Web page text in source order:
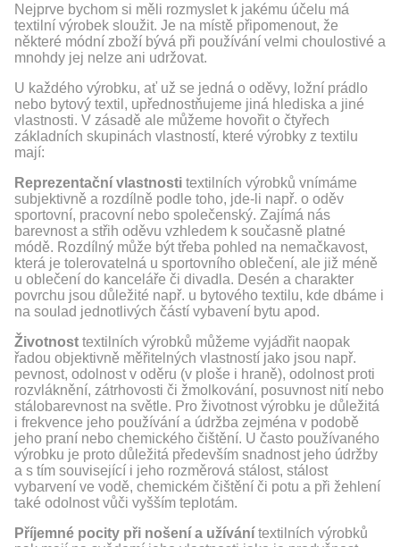
Nejprve bychom si měli rozmyslet k jakému účelu má
textilní výrobek sloužit. Je na místě připomenout, že
některé módní zboží bývá při používání velmi choulostivé a
mnohdy jej nelze ani udržovat.
U každého výrobku, ať už se jedná o oděvy, ložní prádlo
nebo bytový textil, upřednostňujeme jiná hlediska a jiné
vlastnosti. V zásadě ale můžeme hovořit o čtyřech
základních skupinách vlastností, které výrobky z textilu
mají:
Reprezentační vlastnosti textilních výrobků vnímáme
subjektivně a rozdílně podle toho, jde-li např. o oděv
sportovní, pracovní nebo společenský. Zajímá nás
barevnost a střih oděvu vzhledem k současně platné
módě. Rozdílný může být třeba pohled na nemačkavost,
která je tolerovatelná u sportovního oblečení, ale již méně
u oblečení do kanceláře či divadla. Desén a charakter
povrchu jsou důležité např. u bytového textilu, kde dbáme i
na soulad jednotlivých částí vybavení bytu apod.
Životnost textilních výrobků můžeme vyjádřit naopak
řadou objektivně měřitelných vlastností jako jsou např.
pevnost, odolnost v oděru (v ploše i hraně), odolnost proti
rozvláknění, zátrhovosti či žmolkování, posuvnost nití nebo
stálobarevnost na světle. Pro životnost výrobku je důležitá
i frekvence jeho používání a údržba zejména v podobě
jeho praní nebo chemického čištění. U často používaného
výrobku je proto důležitá především snadnost jeho údržby
a s tím související i jeho rozměrová stálost, stálost
vybarvení ve vodě, chemickém čištění či potu a při žehlení
také odolnost vůči vyšším teplotám.
Příjemné pocity při nošení a užívání textilních výrobků